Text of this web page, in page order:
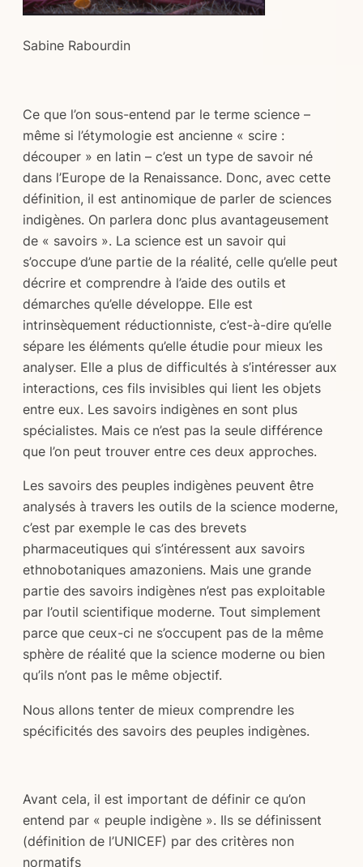
Sabine Rabourdin
Ce que l’on sous-entend par le terme science –
même si l’étymologie est ancienne « scire :
découper » en latin – c’est un type de savoir né
dans l’Europe de la Renaissance. Donc, avec cette
définition, il est antinomique de parler de sciences
indigènes. On parlera donc plus avantageusement
de « savoirs ». La science est un savoir qui
s’occupe d’une partie de la réalité, celle qu’elle peut
décrire et comprendre à l’aide des outils et
démarches qu’elle développe. Elle est
intrinsèquement réductionniste, c’est-à-dire qu’elle
sépare les éléments qu’elle étudie pour mieux les
analyser. Elle a plus de difficultés à s’intéresser aux
interactions, ces fils invisibles qui lient les objets
entre eux. Les savoirs indigènes en sont plus
spécialistes. Mais ce n’est pas la seule différence
que l’on peut trouver entre ces deux approches.
Les savoirs des peuples indigènes peuvent être
analysés à travers les outils de la science moderne,
c’est par exemple le cas des brevets
pharmaceutiques qui s’intéressent aux savoirs
ethnobotaniques amazoniens. Mais une grande
partie des savoirs indigènes n’est pas exploitable
par l’outil scientifique moderne. Tout simplement
parce que ceux-ci ne s’occupent pas de la même
sphère de réalité que la science moderne ou bien
qu’ils n’ont pas le même objectif.
Nous allons tenter de mieux comprendre les
spécificités des savoirs des peuples indigènes.
Avant cela, il est important de définir ce qu’on
entend par « peuple indigène ». Ils se définissent
(définition de l’UNICEF) par des critères non
normatifs